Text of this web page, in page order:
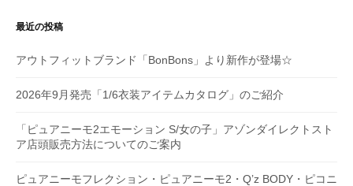
ン
最近の投稿
アウトフィットブランド「BonBons」より新作が登場☆
2026年9月発売「1/6衣装アイテムカタログ」のご紹介
「ピュアニーモ2エモーション S/女の子」アゾンダイレクトスト
ア店頭販売方法についてのご案内
ピュアニーモフレクション・ピュアニーモ2・Q’z BODY・ピコニ